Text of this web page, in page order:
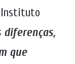
Instituto
diferenças,
que